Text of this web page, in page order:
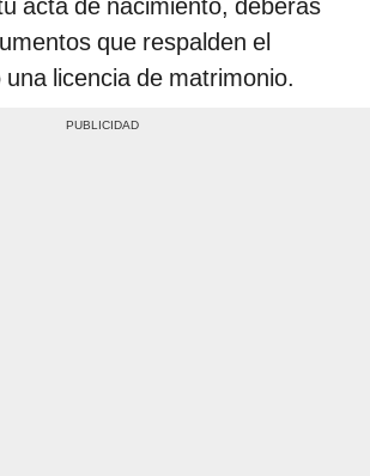
acta de nacimiento, deberás
que respalden el
licencia de matrimonio.